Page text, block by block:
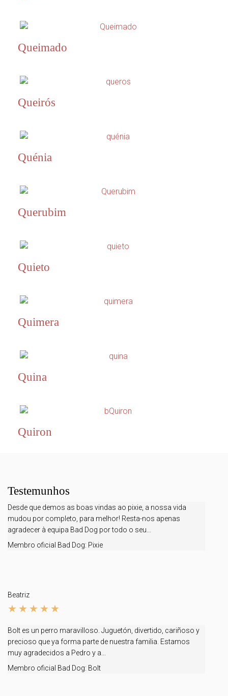
Queimado
Queirós
Quénia
Querubim
Quieto
Quimera
Quina
Quiron
Testemunhos
Desde que demos as boas vindas ao pixie, a nossa vida
mudou por completo, para melhor! Resta-nos apenas
agradecer à equipa Bad Dog por todo o seu...
Membro oficial Bad Dog: Pixie
Beatriz
Bolt es un perro maravilloso. Juguetón, divertido, cariñoso y
precioso que ya forma parte de nuestra familia. Estamos
muy agradecidos a Pedro y a...
Membro oficial Bad Dog: Bolt